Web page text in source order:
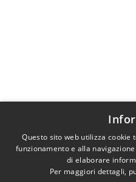
Questo sito web utilizza
funzionamento e alla
di elaborare
Per maggiori dettagli,